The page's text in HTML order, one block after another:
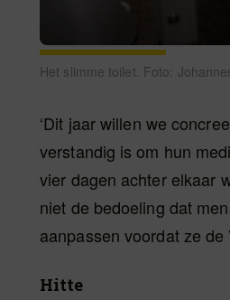
Het slimme toilet. Foto:
‘Dit jaar willen we
verstandig is om hun
vier dagen achter elkaar
niet de bedoeling dat
aanpassen voordat ze de
Hitte